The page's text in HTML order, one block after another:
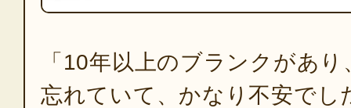
「10年以上のブランクがあ
忘れていて、かなり不安でし